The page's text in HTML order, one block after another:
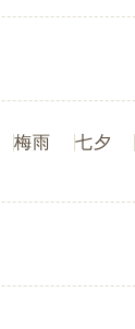
梅雨 七夕